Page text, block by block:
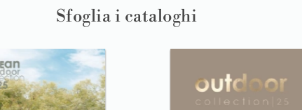
Sfoglia i cataloghi